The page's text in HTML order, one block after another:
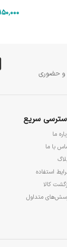
و حضوری
سریع
ما
با ما
استفاده
کالا
متداول